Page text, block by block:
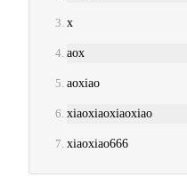
x
aox
aoxiao
xiaoxiaoxiaoxiao
xiaoxiao666